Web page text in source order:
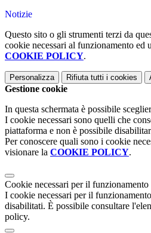
Notizie
Questo sito o gli strumenti terzi da
cookie necessari al funzionamento
COOKIE POLICY.
Personalizza Rifiuta tutti i cookies
Gestione cookie
In questa schermata è possibile
I cookie necessari sono quelli che
piattaforma e non è possibile
Per conoscere quali sono i cookie
visionare la COOKIE POLICY.
Cookie necessari per il funzionamento
I cookie necessari per il
disabilitati. È possibile consultare
policy.